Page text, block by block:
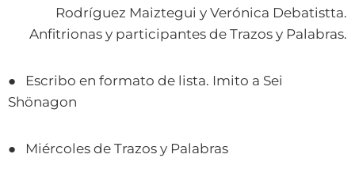
Rodríguez Maiztegui y Verónica Debatistta.
Anfitrionas y participantes de Trazos y Palabras.
● Escribo en formato de lista. Imito a Sei
Shönagon
● Miércoles de Trazos y Palabras